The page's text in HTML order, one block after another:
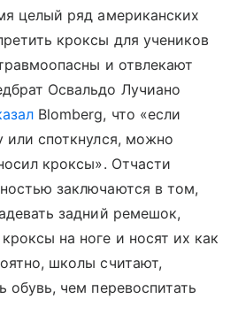
целый ряд американских
кроксы для учеников
и отвлекают
Освальдо Лучиано
Blomberg, что «если
или споткнулся, можно
кроксы». Отчасти
заключаются в том,
задний ремешок,
на ноге и носят их как
школы считают,
обувь, чем перевоспитать